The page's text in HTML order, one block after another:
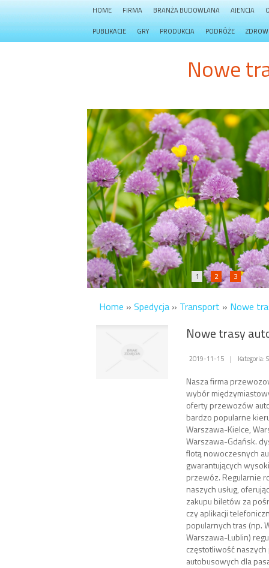
HOME FIRMA BRANŻA BUDOWLANA AJENCJA
PUBLIKACJE GRY PRODUKCJA PODRÓŻE
Nowe
1 2 3
Home » Spedycja » Transport » Nowe
Nowe trasy
2019-11-15 | Kategoria:
Nasza firma
wybór
oferty przewozów
bardzo popularne
Warszawa-Kielce,
Warszawa-Gdańsk.
flotą nowoczesnych
gwarantujących
przewóz. Regularnie
naszych usług,
zakupu biletów za
czy aplikacji
popularnych tras (np.
Warszawa-Lublin)
częstotliwość naszych
autobusowych dla